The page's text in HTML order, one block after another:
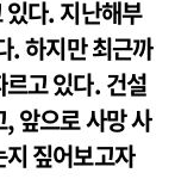
있다. 지난해부
. 하지만 최근까
고 있다. 건설
앞으로 사망 사
짚어보고자